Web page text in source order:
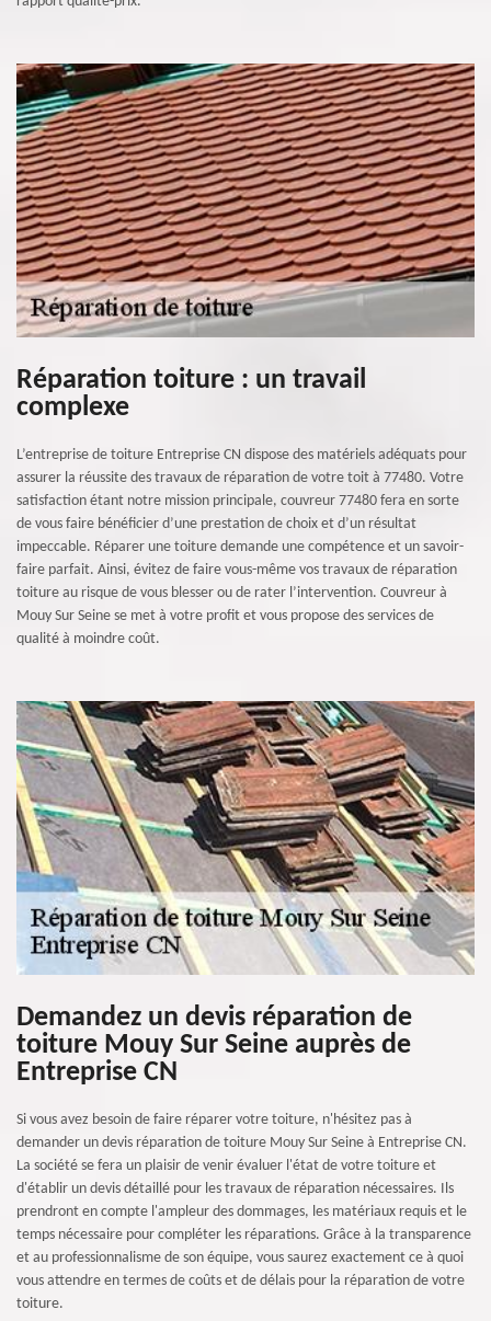
Réparation toiture : un travail
complexe
L’entreprise de toiture Entreprise CN dispose des matériels adéquats pour
assurer la réussite des travaux de réparation de votre toit à 77480. Votre
satisfaction étant notre mission principale, couvreur 77480 fera en sorte
de vous faire bénéficier d’une prestation de choix et d’un résultat
impeccable. Réparer une toiture demande une compétence et un savoir-
faire parfait. Ainsi, évitez de faire vous-même vos travaux de réparation
toiture au risque de vous blesser ou de rater l’intervention. Couvreur à
Mouy Sur Seine se met à votre profit et vous propose des services de
qualité à moindre coût.
Demandez un devis réparation de
toiture Mouy Sur Seine auprès de
Entreprise CN
Si vous avez besoin de faire réparer votre toiture, n'hésitez pas à
demander un devis réparation de toiture Mouy Sur Seine à Entreprise CN.
La société se fera un plaisir de venir évaluer l'état de votre toiture et
d'établir un devis détaillé pour les travaux de réparation nécessaires. Ils
prendront en compte l'ampleur des dommages, les matériaux requis et le
temps nécessaire pour compléter les réparations. Grâce à la transparence
et au professionnalisme de son équipe, vous saurez exactement ce à quoi
vous attendre en termes de coûts et de délais pour la réparation de votre
toiture.